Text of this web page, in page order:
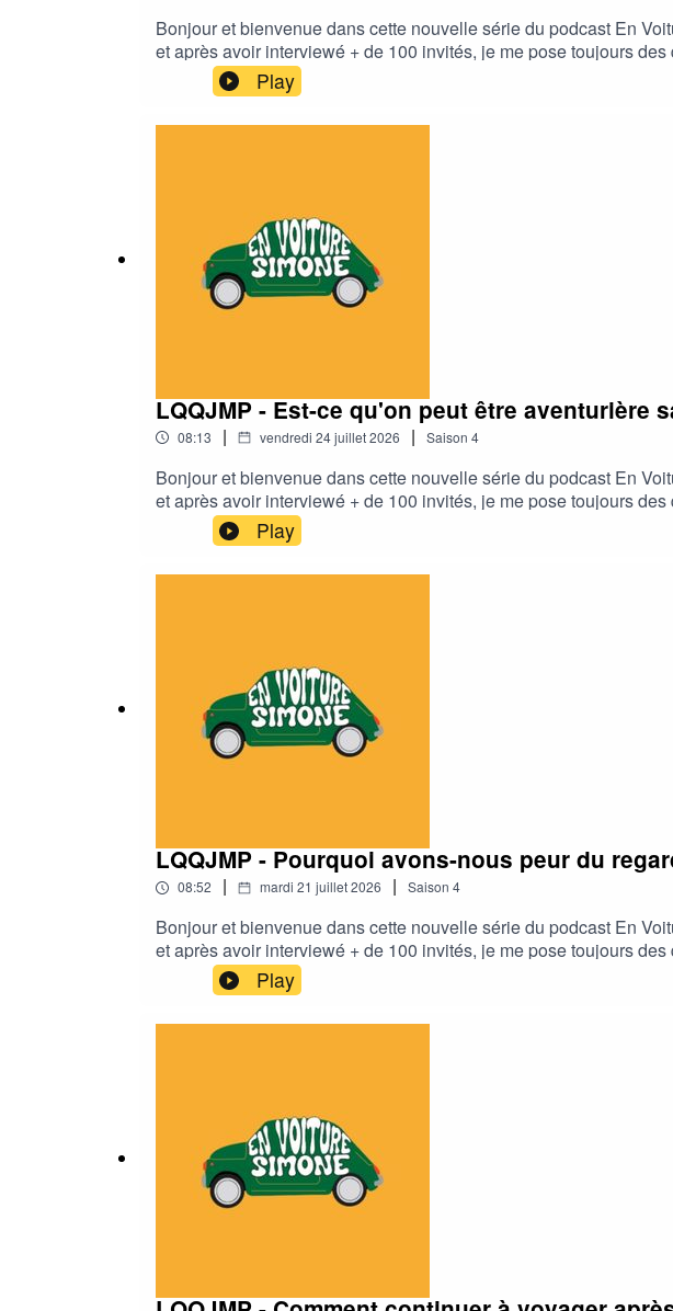
Bonjour et bienvenue dans cette nouvelle série du podcast En
et après avoir interviewé + de 100 invités, je me pose toujours
de soi. Dans cette série, je vais essayer d’y répondre, ou pas,
épisode, je me pose la question : Pourquoi la nature nous fait-
Consultante Formatrice certifiée expert qualité. Elle révèle les
Play
LQQJMP - Est-ce qu'on peut être aventurière
08:13 | vendredi 24 juillet 2026 | Saison 4
Bonjour et bienvenue dans cette nouvelle série du podcast En
et après avoir interviewé + de 100 invités, je me pose toujours
de soi. Dans cette série, je vais essayer d’y répondre, ou pas,
épisode, je me pose la question : Est-ce qu'on peut être
qualité. Elle révèle les talents, accompagne les transformations
Play
LQQJMP - Pourquoi avons-nous peur du
08:52 | mardi 21 juillet 2026 | Saison 4
Bonjour et bienvenue dans cette nouvelle série du podcast En
et après avoir interviewé + de 100 invités, je me pose toujours
de soi. Dans cette série, je vais essayer d’y répondre, ou pas,
épisode, je me pose la question : Pourquoi avons-nous peur du
Consultante Formatrice certifiée expert qualité. Elle révèle les
Play